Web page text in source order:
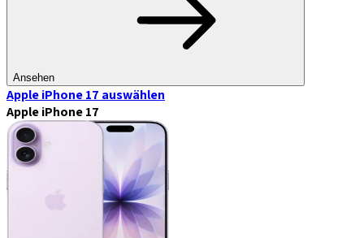
Ansehen
Apple iPhone 17 auswählen
Apple iPhone 17